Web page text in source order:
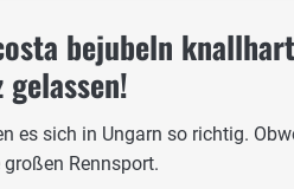
bejubeln
es sich in Ungarn so richtig.
Rennsport.